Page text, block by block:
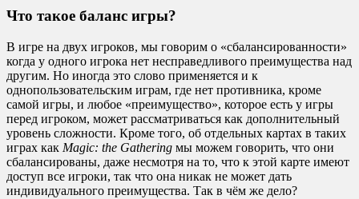
Что такое баланс игры?
В игре на двух игроков, мы говорим о «сбалансированности»
когда у одного игрока нет несправедливого преимущества над
другим. Но иногда это слово применяется и к
однопользовательским играм, где нет противника, кроме
самой игры, и любое «преимущество», которое есть у игры
перед игроком, может рассматриваться как дополнительный
уровень сложности. Кроме того, об отдельных картах в таких
играх как Magic: the Gathering мы можем говорить, что они
сбалансированы, даже несмотря на то, что к этой карте имеют
доступ все игроки, так что она никак не может дать
индивидуального преимущества. Так в чём же дело?